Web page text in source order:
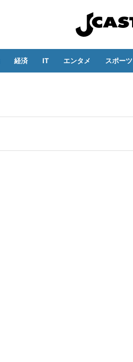
経済 IT エンタメ スポーツ